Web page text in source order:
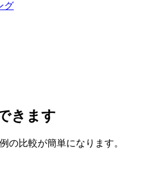
グ
きます
の比較が簡単になります。